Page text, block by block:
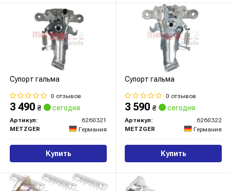
Супорт гальма
0 отзывов
3 490 ₴ сегодня
Артикул:
6260321
METZGER
Германия
Купить
Супорт гальма
0 отзывов
3 590 ₴ сегодня
Артикул:
6260322
METZGER
Германия
Купить